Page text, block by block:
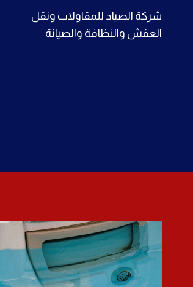
شركة الصياد للمقاولات ونقل
العفش والنظافة والصيانة